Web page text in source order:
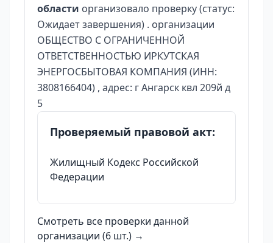
области организовало проверку (статус:
Ожидает завершения) . организации
ОБЩЕСТВО С ОГРАНИЧЕННОЙ
ОТВЕТСТВЕННОСТЬЮ ИРКУТСКАЯ
ЭНЕРГОСБЫТОВАЯ КОМПАНИЯ (ИНН:
3808166404) , адрес: г Ангарск квл 209й д
5
Проверяемый правовой акт:
Жилищный Кодекс Российской
Федерации
Смотреть все проверки данной
организации (6 шт.) →